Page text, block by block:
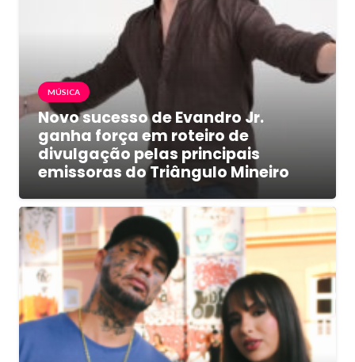
MÚSICA
Novo sucesso de Evandro Jr.
ganha força em roteiro de
divulgação pelas principais
emissoras do Triângulo Mineiro